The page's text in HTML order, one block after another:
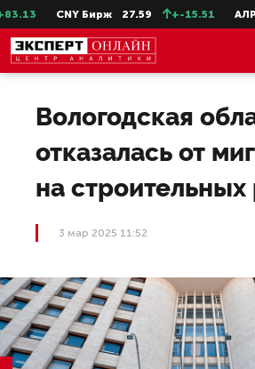
CNY Бирж 27.59 +-15.51
Вологодская
отказалась от
на строительных
3 мар 2025 11:52